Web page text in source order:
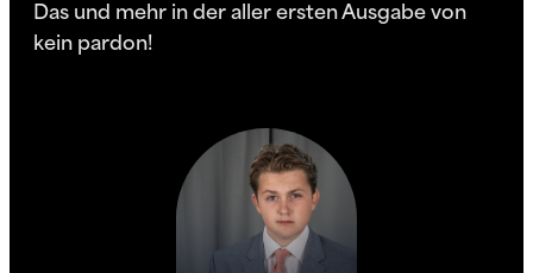
Das und mehr in der aller ersten Ausgabe von
kein pardon!